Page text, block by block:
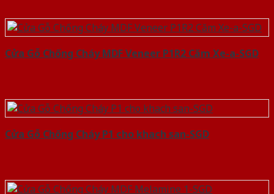
Cửa Gỗ Chống Cháy MDF Veneer P1R2 Căm Xe-a-SGD
Cửa Gỗ Chống Cháy P1 cho khach san-SGD